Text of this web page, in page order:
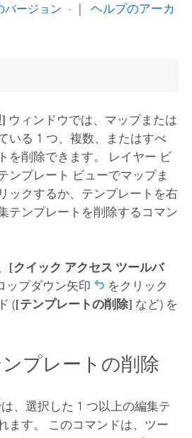
バージョン
ヘルプのアーカ
ウィンドウでは、マップまたは
いる 1 つ、複数、またはすべ
を削除できます。 レイヤー ビ
ンプレート ビューでマップま
ックするか、テンプレートを右
テンプレートを削除するコマン
[クイック アクセス ツールバ
ップダウン矢印
をクリック
([テンプレートの削除] など) を
プレートの削除
、選択した 1 つ以上の編集テ
ます。 このコマンドは、ツー